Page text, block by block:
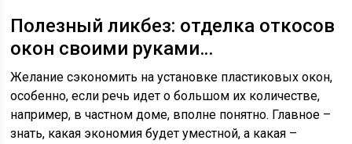
Полезный ликбез: отделка откосов
окон своими руками…
Желание сэкономить на установке пластиковых окон,
особенно, если речь идет о большом их количестве,
например, в частном доме, вполне понятно. Главное –
знать, какая экономия будет уместной, а какая –